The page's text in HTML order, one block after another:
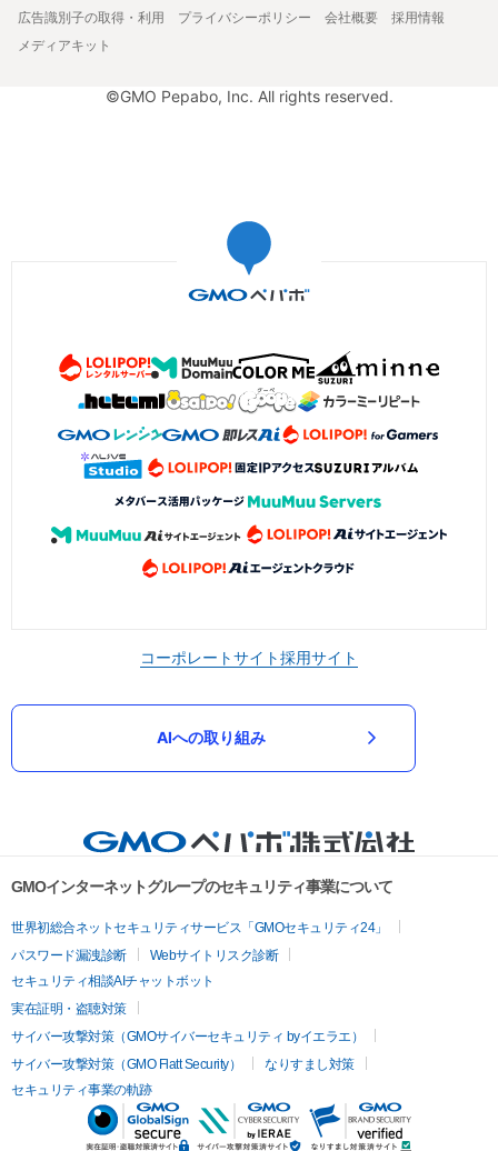
広告識別子の取得・利用
プライバシーポリシー 会社概要
採用情報
メディアキット
©GMO Pepabo, Inc. All rights reserved.
コーポレートサイト採用サイト
AIへの取り組み
GMOインターネットグループのセキュリティ事業について
世界初総合ネットセキュリティサービス「GMOセキュリティ24」
パスワード漏洩診断
Webサイトリスク診断
セキュリティ相談AIチャットボット
実在証明・盗聴対策
サイバー攻撃対策（GMOサイバーセキュリティ byイエラエ）
サイバー攻撃対策（GMO Flatt Security）
なりすまし対策
セキュリティ事業の軌跡